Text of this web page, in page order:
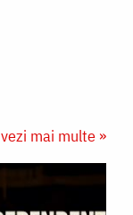
vezi mai multe »